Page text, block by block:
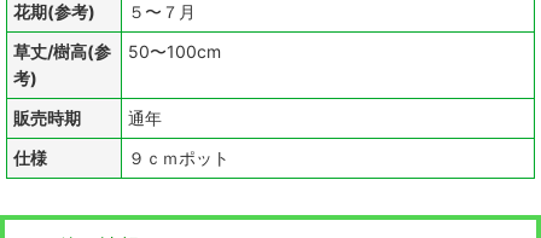
花期(参考)
５〜７月
草丈/樹高(参
考)
50〜100cm
販売時期
通年
仕様
９ｃｍポット